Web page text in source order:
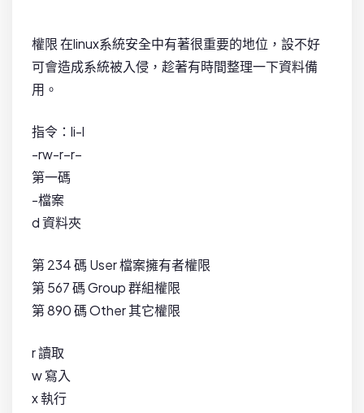
權限 在linux系統安全中有著很重要的地位，設不好
可會造成系統被入侵，趁著有時間整理一下資料備
用。
指令：li-l
-rw-r–r–
第一碼
-檔案
d 資料夾
第 234 碼 User 檔案擁有者權限
第 567 碼 Group 群組權限
第 890 碼 Other 其它權限
r 讀取
w 寫入
x 執行